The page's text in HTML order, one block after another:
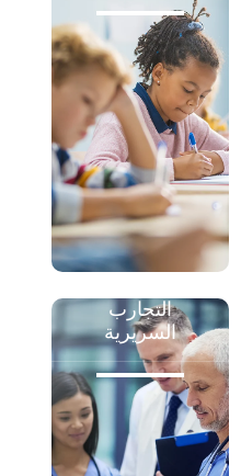
التجارب
السريرية